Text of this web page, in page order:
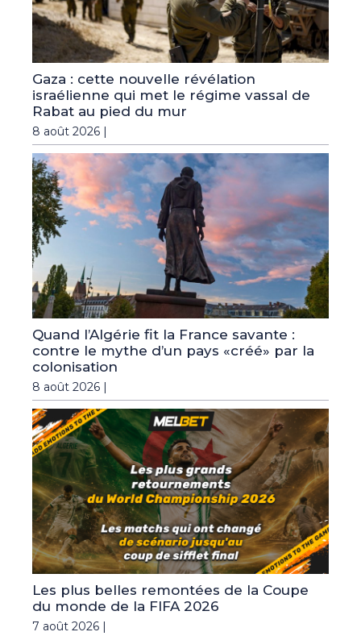
Gaza : cette nouvelle révélation
israélienne qui met le régime vassal de
Rabat au pied du mur
8 août 2026 |
Quand l’Algérie fit la France savante :
contre le mythe d’un pays «créé» par la
colonisation
8 août 2026 |
Les plus belles remontées de la Coupe
du monde de la FIFA 2026
7 août 2026 |